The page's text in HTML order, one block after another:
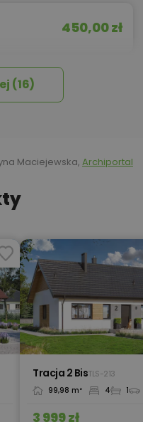
450,00 zł
500,00 zł
za
450,00 zł
450,00 zł
450,00 zł
(16)
Maciejewska, Archiportal
Tracja 2 BisTLS-213
99,98 m² 4 1
3 999 zł